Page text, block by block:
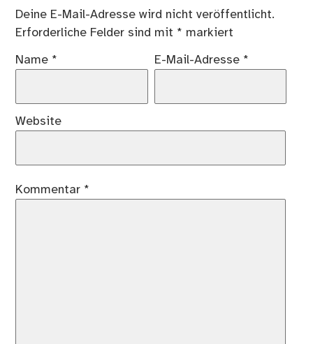
Deine E-Mail-Adresse wird nicht veröffentlicht.
Erforderliche Felder sind mit * markiert
Name * E-Mail-Adresse *
Website
Kommentar *